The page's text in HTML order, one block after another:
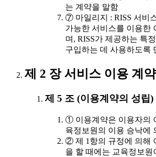
는 계약을 말함
⑦ 마일리지 : RISS 서비
가능한 서비스를 이용한
며, RISS가 제공하는 특
구입하는 데 사용하도록
제 2 장 서비스 이용 계약
제 5 조 (이용계약의 성립)
① 이용계약은 이용자의
육정보원의 이용 승낙에
② 제 1항의 규정에 의해
을 할 때에는 교육정보원